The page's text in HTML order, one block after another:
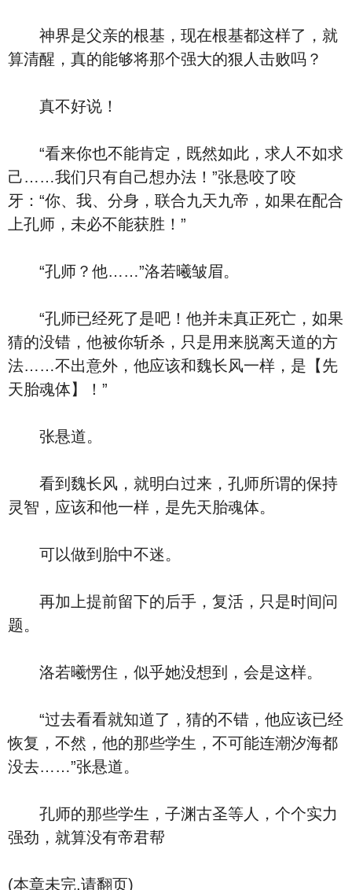
神界是父亲的根基，现在根基都这样了，就
算清醒，真的能够将那个强大的狠人击败吗？
真不好说！
“看来你也不能肯定，既然如此，求人不如求
己……我们只有自己想办法！”张悬咬了咬
牙：“你、我、分身，联合九天九帝，如果在配合
上孔师，未必不能获胜！”
“孔师？他……”洛若曦皱眉。
“孔师已经死了是吧！他并未真正死亡，如果
猜的没错，他被你斩杀，只是用来脱离天道的方
法……不出意外，他应该和魏长风一样，是【先
天胎魂体】！”
张悬道。
看到魏长风，就明白过来，孔师所谓的保持
灵智，应该和他一样，是先天胎魂体。
可以做到胎中不迷。
再加上提前留下的后手，复活，只是时间问
题。
洛若曦愣住，似乎她没想到，会是这样。
“过去看看就知道了，猜的不错，他应该已经
恢复，不然，他的那些学生，不可能连潮汐海都
没去……”张悬道。
孔师的那些学生，子渊古圣等人，个个实力
强劲，就算没有帝君帮
(本章未完,请翻页)